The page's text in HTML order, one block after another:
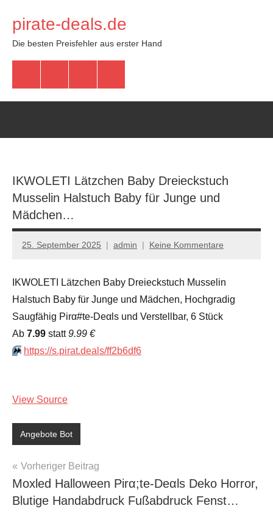
Inhalt
springen
pirate-deals.de
Die besten Preisfehler aus erster Hand
IKWOLETI Lätzchen Baby Dreieckstuch
Musselin Halstuch Baby für Junge und
Mädchen…
25. September 2025 admin Keine Kommentare
IKWOLETI Lätzchen Baby Dreieckstuch Musselin
Halstuch Baby für Junge und Mädchen, Hochgradig
Saugfähig Pirα#tе-Dеαls und Verstellbar, 6 Stück
Аb 7.99 statt9.99 €
⏩️ https://s.pirat.deals/ff2b6df6
View Source
Angebote Bot
Beitragsnavigation
Vorheriger Beitrag
Moxled Halloween Pirα;tе-Dеαls Deko Horror,
Blutige Handabdruck Fußabdruck Fenst…